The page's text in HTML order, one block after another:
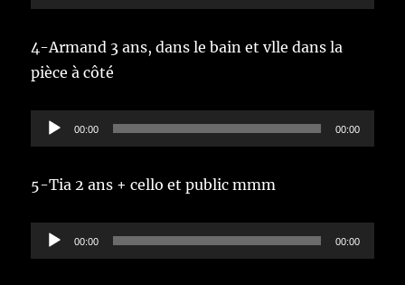
audio
4-Armand 3 ans, dans le bain et vlle dans la
pièce à côté
Lecteur
audio
00:00 00:00
5-Tia 2 ans + cello et public mmm
Lecteur
audio
00:00 00:00